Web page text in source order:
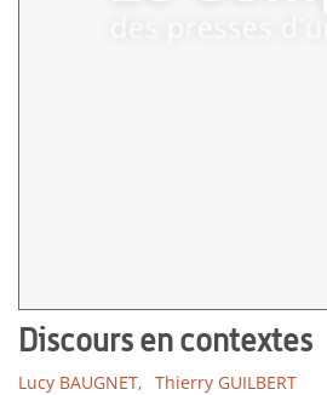
Discours en contextes
Lucy BAUGNET, Thierry GUILBERT